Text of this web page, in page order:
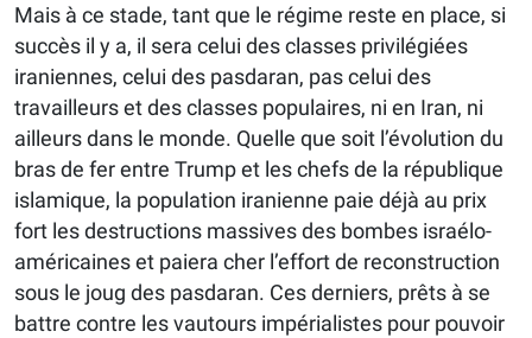
Mais à ce stade, tant que le régime reste en place, si
succès il y a, il sera celui des classes privilégiées
iraniennes, celui des pasdaran, pas celui des
travailleurs et des classes populaires, ni en Iran, ni
ailleurs dans le monde. Quelle que soit l’évolution du
bras de fer entre Trump et les chefs de la république
islamique, la population iranienne paie déjà au prix
fort les destructions massives des bombes israélo-
américaines et paiera cher l’effort de reconstruction
sous le joug des pasdaran. Ces derniers, prêts à se
battre contre les vautours impérialistes pour pouvoir